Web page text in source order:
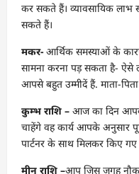
कर सकते हैं। व्यावसायिक लाभ
सकते हैं।
मकर- आर्थिक समस्याओं के
सामना करना पड़ सकता है- ऐसे
आपसे बहुत उम्मीदें हैं. माता-
कुम्भ राशि – आज का दिन आपके
चाहेंगे वह कार्य आपके अनुसार
पार्टनर के साथ मिलकर किए
मीन राशि –आप जिस जगह